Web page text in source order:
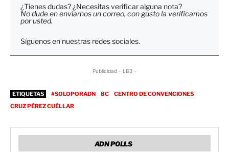
¿Tienes dudas? ¿Necesitas verificar alguna nota?
No dude en enviarnos un correo, con gusto la verificamos
por usted.
Síguenos en nuestras redes sociales.
Publicidad - LB3 -
ETIQUETAS #SOLOPORADN 8C
CENTRO DE CONVENCIONES
CRUZ PÉREZ CUÉLLAR
ADN POLLS